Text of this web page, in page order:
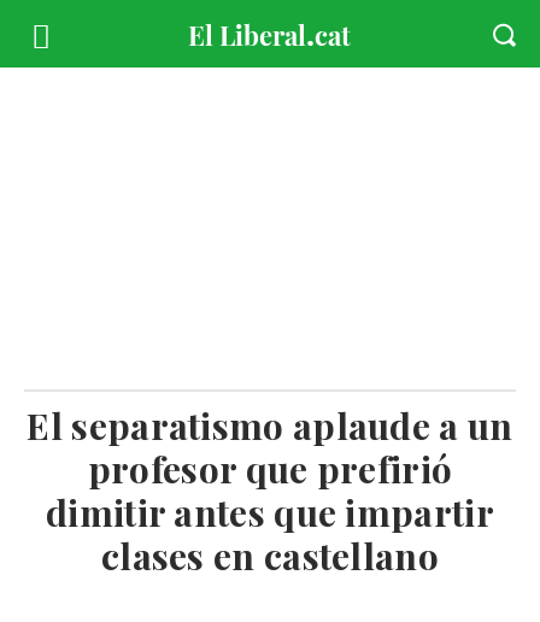
El separatismo aplaude a un
profesor que prefirió
dimitir antes que impartir
clases en castellano